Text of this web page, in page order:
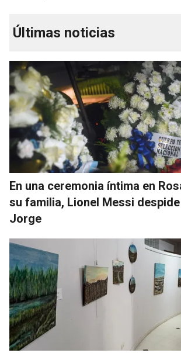
Últimas noticias
En una ceremonia íntima en
su familia, Lionel Messi
Jorge